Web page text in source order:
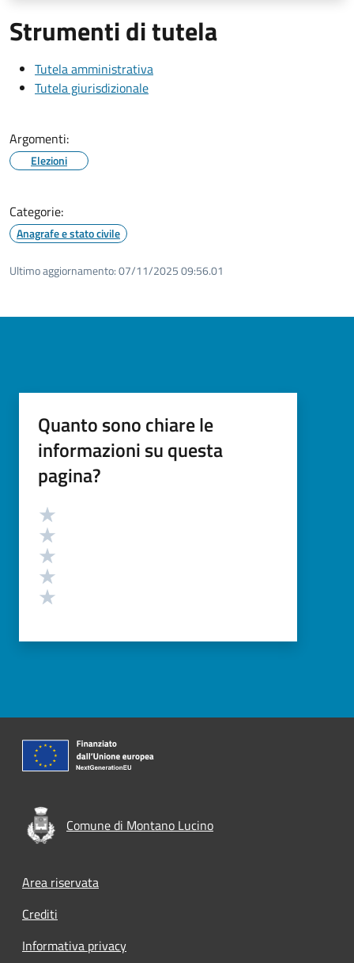
Strumenti di tutela
Tutela amministrativa
Tutela giurisdizionale
Argomenti:
Elezioni
Categorie:
Anagrafe e stato civile
Ultimo aggiornamento:07/11/2025 09:56.01
Quanto sono chiare le
informazioni su questa
pagina?
Valutazione
Comune di Montano Lucino
Footer menu
Area riservata
Crediti
Informativa privacy